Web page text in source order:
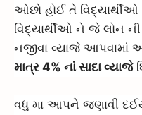
ઓછો હોઈ તે
વિદ્યાર્થીઓ ને જે લોન
નજીવા વ્યાજે આપવામાં
માત્ર 4% નાં સાદા વ્યાજે
વધુ મા આપને જણાવી દઈયે